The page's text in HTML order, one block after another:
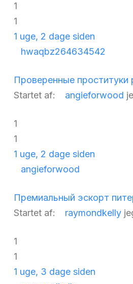
1
1
1 uge, 2 dage siden
hwaqbz264634542
Проверенные
Startet af:
angieforwood
1
1
1 uge, 2 dage siden
angieforwood
Премиальный эскорт
Startet af:
raymondkelly
1
1
1 uge, 3 dage siden